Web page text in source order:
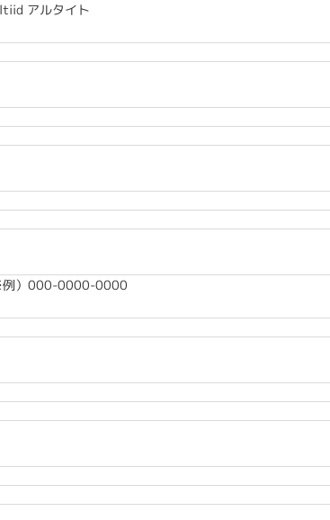
アルタイト
）000-0000-0000